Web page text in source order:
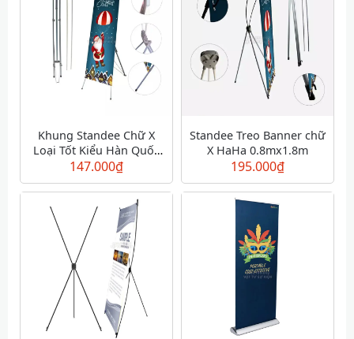
Khung Standee Chữ X
Loại Tốt Kiểu Hàn Quốc
0.8x1.8m
147.000₫
Standee Treo Banner chữ
X HaHa 0.8mx1.8m
195.000₫